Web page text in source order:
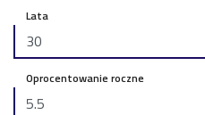
Lata
Oprocentowanie roczne